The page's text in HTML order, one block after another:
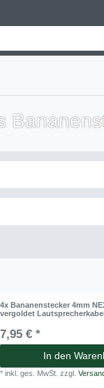
4x Bananenstecker 4mm
vergoldet
7,95 € *
In den
*inkl. ges. MwSt. zzgl.